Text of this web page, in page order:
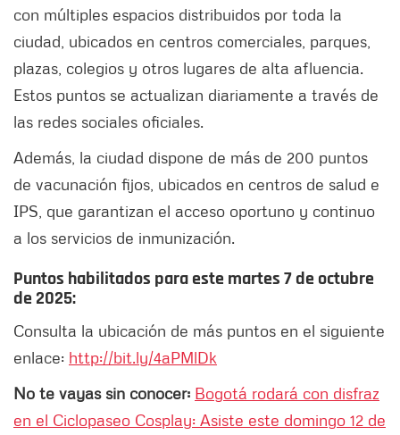
con múltiples espacios distribuidos por toda la
ciudad, ubicados en centros comerciales, parques,
plazas, colegios y otros lugares de alta afluencia.
Estos puntos se actualizan diariamente a través de
las redes sociales oficiales.
Además, la ciudad dispone de más de 200 puntos
de vacunación fijos, ubicados en centros de salud e
IPS, que garantizan el acceso oportuno y continuo
a los servicios de inmunización.
Puntos habilitados para este martes 7 de octubre
de 2025:
Consulta la ubicación de más puntos en el siguiente
enlace: http://bit.ly/4aPMlDk
No te vayas sin conocer: Bogotá rodará con disfraz
en el Ciclopaseo Cosplay: Asiste este domingo 12 de